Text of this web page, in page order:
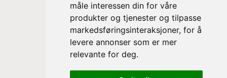
måle interessen din for våre
produkter og tjenester og tilpasse
markedsføringsinteraksjoner, for å
levere annonser som er mer
relevante for deg.
Prinsesse Astrid, fru Ferner